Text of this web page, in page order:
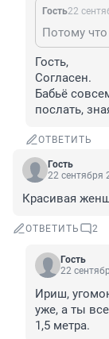
Гость22
Гость,
Согласен.
Бабьё
послать,
ОТВЕТИТЬ
Гость
22 сентября
Красивая
ОТВЕТИТЬ 2
Гость
22
Ириш,
уже, а ты
1,5 метра.